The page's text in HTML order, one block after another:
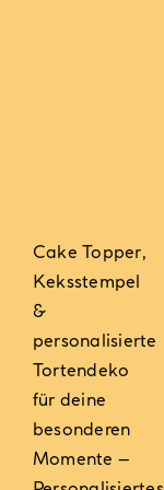
Cake Topper,
Keksstempel
&
personalisierte
Tortendeko
für deine
besonderen
Momente –